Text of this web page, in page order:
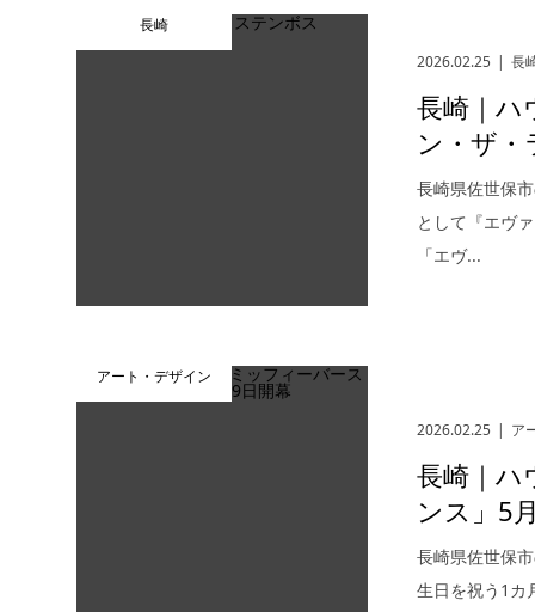
長崎
2026.02.25
長
長崎｜ハ
ン・ザ・
長崎県佐世保
として『エヴ
「エヴ...
アート・デザイン
2026.02.25 ア
長崎｜ハ
ンス」5
長崎県佐世保
生日を祝う1カ